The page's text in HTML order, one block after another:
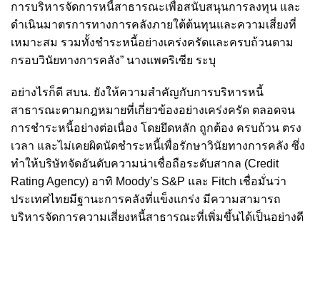
การบริหารจัดการหนี้สาธารณะเพื่อสนับสนุนการลงทุน และ
ดำเนินมาตรการทางการคลังภายใต้ต้นทุนและความเสี่ยงที่
เหมาะสม รวมทั้งชำระหนี้อย่างเคร่งครัดและครบถ้วนตาม
กรอบวินัยทางการคลัง” นางแพตริเซีย ระบุ
อย่างไรก็ดี สบน. ยังให้ความสำคัญกับการบริหารหนี้
สาธารณะตามกฎหมายที่เกี่ยวข้องอย่างเคร่งครัด ตลอดจน
การชำระหนี้อย่างต่อเนื่อง โดยยึดหลัก ถูกต้อง ครบถ้วน ตรง
เวลา และไม่เคยผิดนัดชำระหนี้เพื่อรักษาวินัยทางการคลัง ซึ่ง
ทำให้บริษัทจัดอันดับความน่าเชื่อถือระดับสากล (Credit
Rating Agency) อาทิ Moody’s S&P และ Fitch เชื่อมั่นว่า
ประเทศไทยมีฐานะการคลังที่แข็งแกร่ง มีความสามารถ
บริหารจัดการความเสี่ยงหนี้สาธารณะที่เพิ่มขึ้นได้เป็นอย่างดี